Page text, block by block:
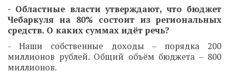
- Областные власти утверждают, что бюджет
Чебаркуля на 80% состоит из региональных
средств. О каких суммах идёт речь?
- Наши собственные доходы – порядка 200
миллионов рублей. Общий объём бюджета – 800
миллионов.